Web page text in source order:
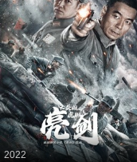
2022